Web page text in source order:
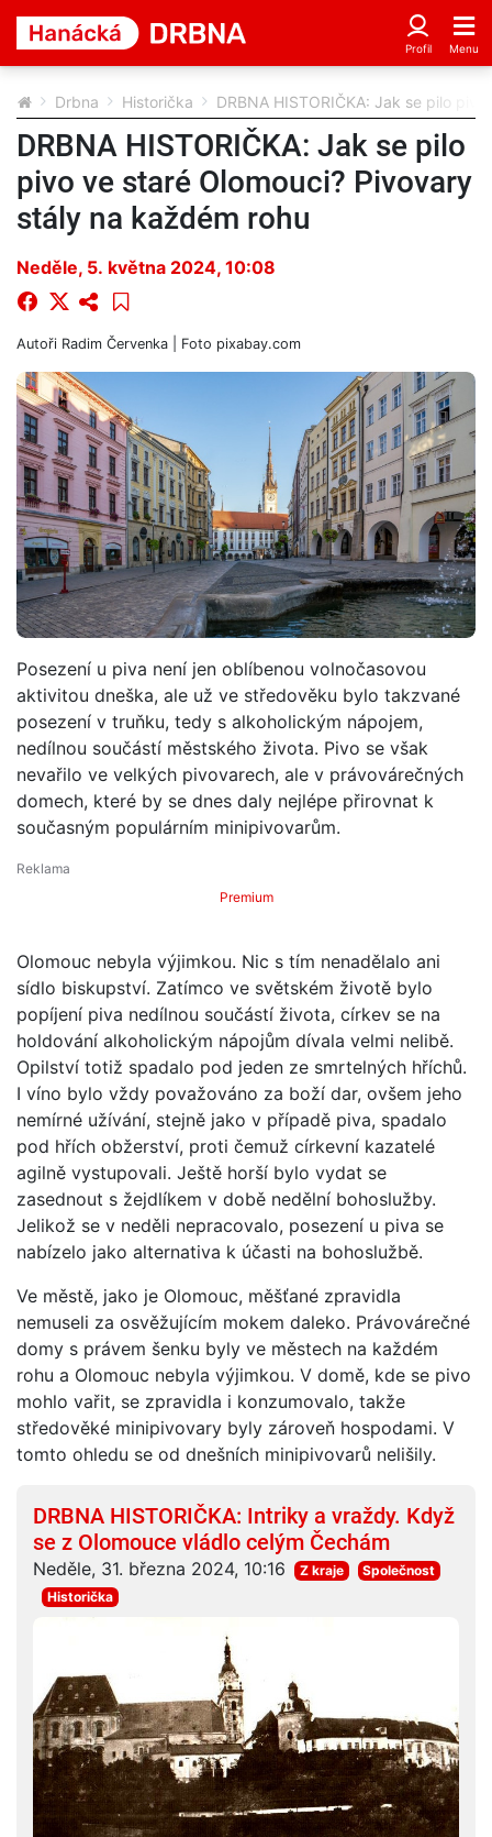
Drbna Historička DRBNA HISTORIČKA: Jak se pilo
DRBNA HISTORIČKA: Jak se pilo
pivo ve staré Olomouci? Pivovary
stály na každém rohu
Neděle, 5. května 2024, 10:08
Autoři Radim Červenka | Foto pixabay.com
Posezení u piva není jen oblíbenou volnočasovou
aktivitou dneška, ale už ve středověku bylo takzvané
posezení v truňku, tedy s alkoholickým nápojem,
nedílnou součástí městského života. Pivo se však
nevařilo ve velkých pivovarech, ale v právovárečných
domech, které by se dnes daly nejlépe přirovnat k
současným populárním minipivovarům.
Premium
Olomouc nebyla výjimkou. Nic s tím nenadělalo ani
sídlo biskupství. Zatímco ve světském životě bylo
popíjení piva nedílnou součástí života, církev se na
holdování alkoholickým nápojům dívala velmi nelibě.
Opilství totiž spadalo pod jeden ze smrtelných hříchů.
I víno bylo vždy považováno za boží dar, ovšem jeho
nemírné užívání, stejně jako v případě piva, spadalo
pod hřích obžerství, proti čemuž církevní kazatelé
agilně vystupovali. Ještě horší bylo vydat se
zasednout s žejdlíkem v době nedělní bohoslužby.
Jelikož se v neděli nepracovalo, posezení u piva se
nabízelo jako alternativa k účasti na bohoslužbě.
Ve městě, jako je Olomouc, měšťané zpravidla
nemuseli za osvěžujícím mokem daleko. Právovárečné
domy s právem šenku byly ve městech na každém
rohu a Olomouc nebyla výjimkou. V domě, kde se pivo
mohlo vařit, se zpravidla i konzumovalo, takže
středověké minipivovary byly zároveň hospodami. V
tomto ohledu se od dnešních minipivovarů nelišily.
DRBNA HISTORIČKA: Intriky a vraždy. Když
se z Olomouce vládlo celým Čechám
Neděle, 31. března 2024, 10:16 Z kraje
Společnost
Historička